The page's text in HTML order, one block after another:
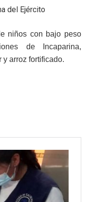
del Ejército
niños con bajo peso
de Incaparina,
arroz fortificado.